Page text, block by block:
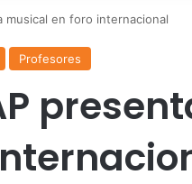
musical en foro internacional
Profesores